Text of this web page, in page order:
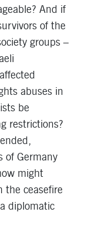
And if
of the
groups –
abuses in
be
restrictions?
of Germany
might
the ceasefire
diplomatic